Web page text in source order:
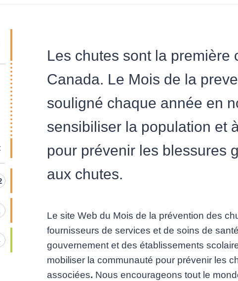
Les chutes sont la première
Canada. Le Mois de la
souligné chaque année en
sensibiliser la population et
pour prévenir les blessures
aux chutes.
Le site Web du Mois de la prévention des
fournisseurs de services et de soins de
gouvernement et des établissements
mobiliser la communauté pour prévenir les
associées. Nous encourageons tout le